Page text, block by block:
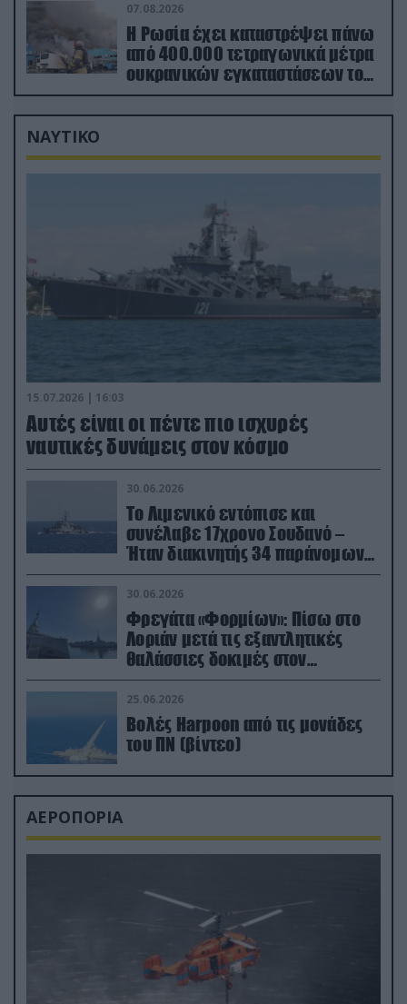
07.08.2026
Η Ρωσία έχει καταστρέψει πάνω
από 400.000 τετραγωνικά μέτρα
ουκρανικών εγκαταστάσεων τον
Ιούλιο
ΝΑΥΤΙΚΟ
15.07.2026 | 16:03
Aυτές είναι οι πέντε πιο ισχυρές
ναυτικές δυνάμεις στον κόσμο
30.06.2026
Το Λιμενικό εντόπισε και
συνέλαβε 17χρονο Σουδανό –
Ήταν διακινητής 34 παράνομων
μεταναστών
30.06.2026
Φρεγάτα «Φορμίων»: Πίσω στο
Λοριάν μετά τις εξαντλητικές
θαλάσσιες δοκιμές στον
απαιτητικό Βισκαϊκό
25.06.2026
Βολές Harpoon από τις μονάδες
του ΠΝ (βίντεο)
ΑΕΡΟΠΟΡΙΑ